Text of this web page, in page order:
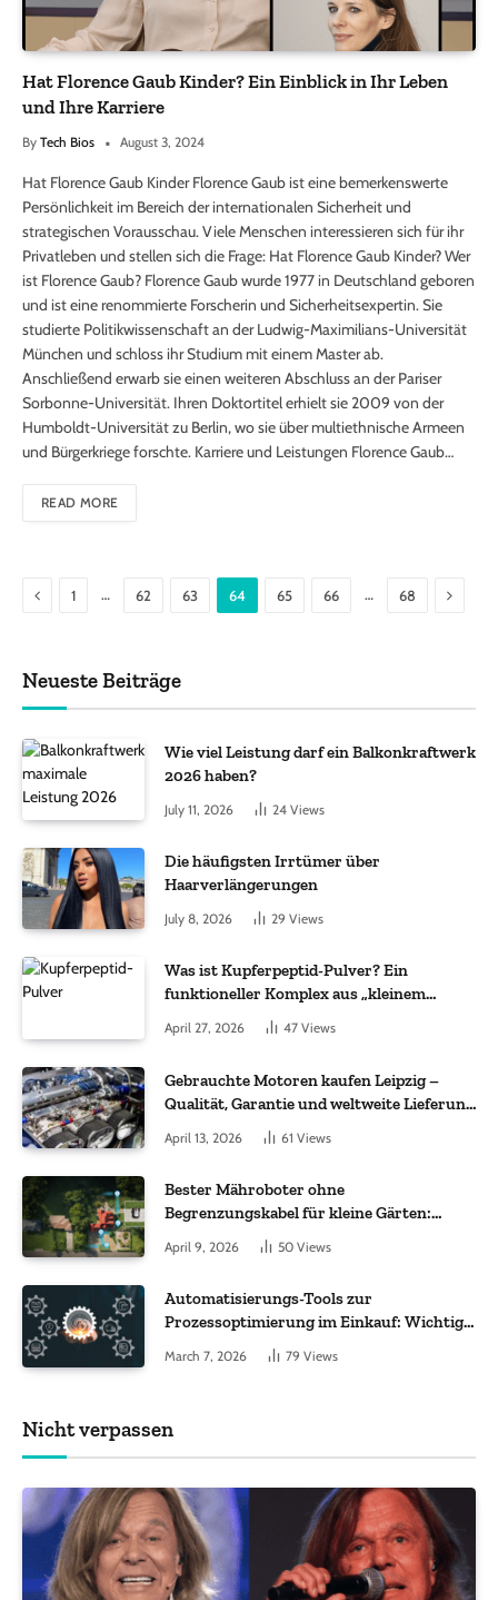
Hat Florence Gaub Kinder? Ein Einblick in Ihr Leben
und Ihre Karriere
By Tech Bios August 3, 2024
Hat Florence Gaub Kinder Florence Gaub ist eine bemerkenswerte
Persönlichkeit im Bereich der internationalen Sicherheit und
strategischen Vorausschau. Viele Menschen interessieren sich für ihr
Privatleben und stellen sich die Frage: Hat Florence Gaub Kinder? Wer
ist Florence Gaub? Florence Gaub wurde 1977 in Deutschland geboren
und ist eine renommierte Forscherin und Sicherheitsexpertin. Sie
studierte Politikwissenschaft an der Ludwig-Maximilians-Universität
München und schloss ihr Studium mit einem Master ab.
Anschließend erwarb sie einen weiteren Abschluss an der Pariser
Sorbonne-Universität. Ihren Doktortitel erhielt sie 2009 von der
Humboldt-Universität zu Berlin, wo sie über multiethnische Armeen
und Bürgerkriege forschte. Karriere und Leistungen Florence Gaub…
READ MORE
Previous
1 … 62 63 64 65 66 … 68 Next
Neueste Beiträge
Wie viel Leistung darf ein Balkonkraftwerk
2026 haben?
July 11, 2026 24 Views
Die häufigsten Irrtümer über
Haarverlängerungen
July 8, 2026 29 Views
Was ist Kupferpeptid-Pulver? Ein
funktioneller Komplex aus „kleinem
Molekül + Metall“
April 27, 2026 47 Views
Gebrauchte Motoren kaufen Leipzig –
Qualität, Garantie und weltweite Lieferung
April 13, 2026 61 Views
Bester Mähroboter ohne
Begrenzungskabel für kleine Gärten:
Worauf es bei 200 bis 500 m² wirklich
ankommt
April 9, 2026 50 Views
Automatisierungs-Tools zur
Prozessoptimierung im Einkauf: Wichtige
Funktionen, auf die Sie achten sollten
March 7, 2026 79 Views
Nicht verpassen